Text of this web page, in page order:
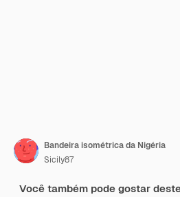
Bandeira isométrica da Nigéria
Sicily87
Você também pode gostar